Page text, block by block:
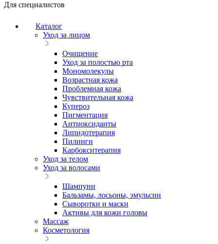
Для специалистов
Каталог
Уход за лицом
Очищение
Уход за полостью рта
Мономолекулы
Возрастная кожа
Проблемная кожа
Чувствительная кожа
Купероз
Пигментация
Антиоксиданты
Липидотерапия
Пилинги
Карбокситерапия
Уход за телом
Уход за волосами
Шампуни
Бальзамы, лосьоны, эмульсии
Сыворотки и маски
Активы для кожи головы
Массаж
Косметология